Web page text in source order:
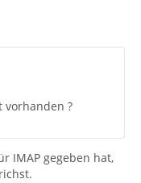
vorhanden ?
IMAP gegeben hat,